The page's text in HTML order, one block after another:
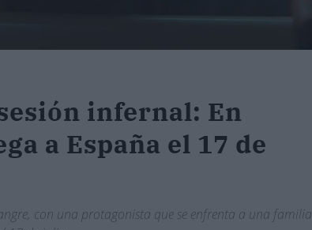
infernal: En
a España el 17 de
con una protagonista que se enfrenta a una familia